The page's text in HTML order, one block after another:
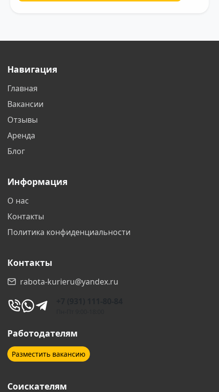
Навигация
Главная
Вакансии
Отзывы
Аренда
Блог
Информация
О нас
Контакты
Политика конфиденциальности
Контакты
rabota-kurieru@yandex.ru
Работодателям
Разместить вакансию
Соискателям